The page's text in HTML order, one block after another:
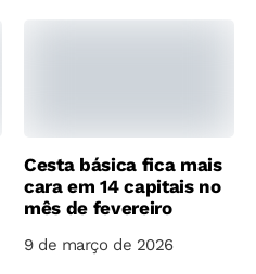
Cesta básica fica mais
cara em 14 capitais no
mês de fevereiro
9 de março de 2026